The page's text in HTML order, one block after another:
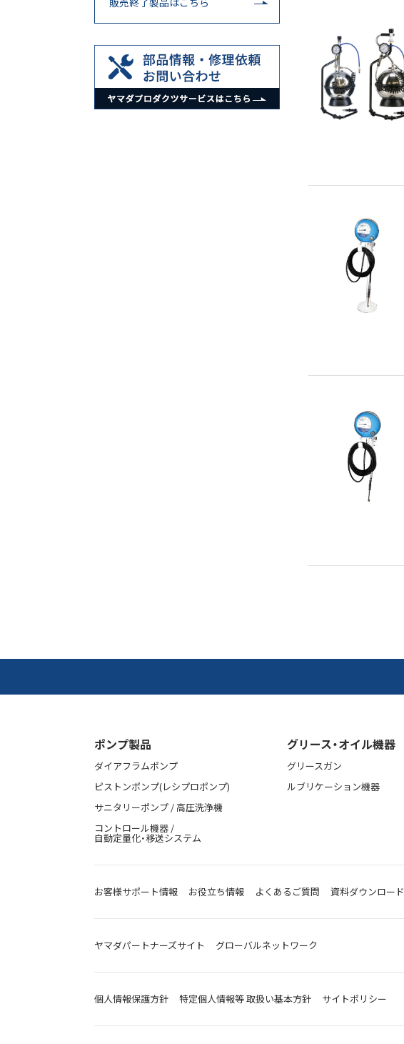
ポンプ製品
ダイアフラムポンプ
ピストンポンプ(レシプロポンプ)
サニタリーポンプ / 高圧洗浄機
コントロール機器 /
自動定量化・移送システム
グリース・オイル機器
グリースガン
ルブリケーション機器
お客様サポート情報 お役立ち情報 よくあるご質問 資料ダウンロード
ヤマダパートナーズサイト グローバルネットワーク
個人情報保護方針 特定個人情報等 取扱い基本方針 サイトポリシー